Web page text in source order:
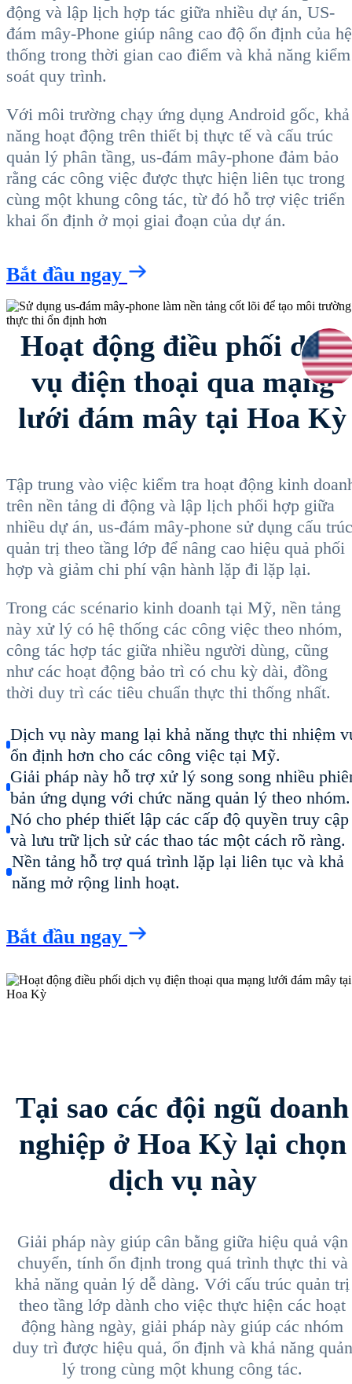
động và lập lịch hợp tác giữa nhiều dự án, US-
đám mây-Phone giúp nâng cao độ ổn định của hệ
thống trong thời gian cao điểm và khả năng kiểm
soát quy trình.
Với môi trường chạy ứng dụng Android gốc, khả
năng hoạt động trên thiết bị thực tế và cấu trúc
quản lý phân tầng, us-đám mây-phone đảm bảo
rằng các công việc được thực hiện liên tục trong
cùng một khung công tác, từ đó hỗ trợ việc triển
khai ổn định ở mọi giai đoạn của dự án.
Bắt đầu ngay
Hoạt động điều phối dịch
vụ điện thoại qua mạng
lưới đám mây tại Hoa Kỳ
Tập trung vào việc kiểm tra hoạt động kinh
trên nền tảng di động và lập lịch phối hợp giữa
nhiều dự án, us-đám mây-phone sử dụng cấu trúc
quản trị theo tầng lớp để nâng cao hiệu quả phối
hợp và giảm chi phí vận hành lặp đi lặp lại.
Trong các scénario kinh doanh tại Mỹ, nền tảng
này xử lý có hệ thống các công việc theo nhóm,
công tác hợp tác giữa nhiều người dùng, cũng
như các hoạt động bảo trì có chu kỳ dài, đồng
thời duy trì các tiêu chuẩn thực thi thống nhất.
Dịch vụ này mang lại khả năng thực thi nhiệm
ổn định hơn cho các công việc tại Mỹ.
Giải pháp này hỗ trợ xử lý song song nhiều
bản ứng dụng với chức năng quản lý theo nhóm.
Nó cho phép thiết lập các cấp độ quyền truy cập
và lưu trữ lịch sử các thao tác một cách rõ ràng.
Nền tảng hỗ trợ quá trình lặp lại liên tục và khả
năng mở rộng linh hoạt.
Bắt đầu ngay
Tại sao các đội ngũ doanh
nghiệp ở Hoa Kỳ lại chọn
dịch vụ này
Giải pháp này giúp cân bằng giữa hiệu quả vận
chuyển, tính ổn định trong quá trình thực thi và
khả năng quản lý dễ dàng. Với cấu trúc quản trị
theo tầng lớp dành cho việc thực hiện các hoạt
động hàng ngày, giải pháp này giúp các nhóm
duy trì được hiệu quả, ổn định và khả năng quản
lý trong cùng một khung công tác.